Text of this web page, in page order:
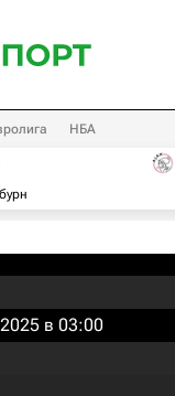
НБА
в 03:00